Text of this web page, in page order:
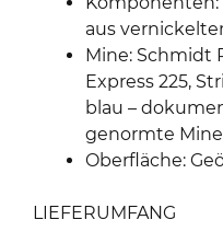
aus
Mine: Schmidt
Express 225,
blau –
genormte
Oberfläche:
LIEFERUMFANG